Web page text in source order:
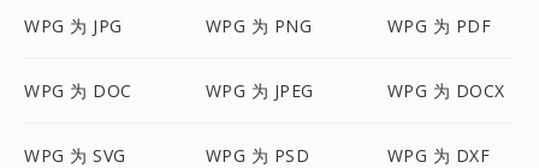
WPG 为 JPG WPG 为 PNG WPG 为 PDF
WPG 为 DOC WPG 为 JPEG WPG 为 DOCX
WPG 为 SVG WPG 为 PSD WPG 为 DXF